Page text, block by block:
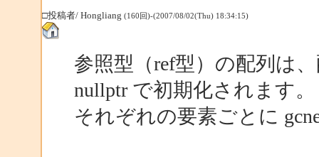
□投稿者/ Hongliang (160回)-(2007/08/02(Thu) 18:34:15)
参照型（ref型）の配列は
nullptr で初期化されます。
それぞれの要素ごとに